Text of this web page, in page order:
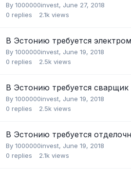
By 1000000invest, June 27, 2018
0 replies 2.1k views
В Эстонию требуется
By 1000000invest, June 19, 2018
0 replies 2.5k views
В Эстонию требуется сварщик
By 1000000invest, June 19, 2018
0 replies 2.5k views
В Эстонию требуется
By 1000000invest, June 19, 2018
0 replies 2.1k views